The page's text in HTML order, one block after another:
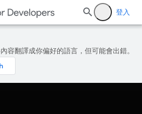
登入
容翻譯成你偏好的語言，但可能會出錯。